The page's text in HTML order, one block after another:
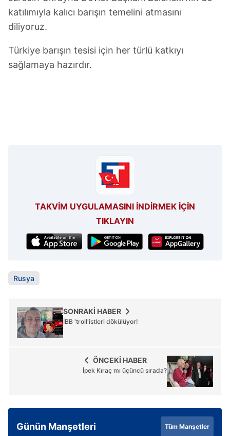
katılımıyla kalıcı barışın temelini atmasını
diliyoruz.
Türkiye barışın tesisi için her türlü katkıyı
sağlamaya hazırdır.
TAKVİM UYGULAMASINI İNDİRMEK İÇİN
TIKLAYIN
Rusya
SONRAKİ HABER
İBB 'troll'istleri dökülüyor!
ÖNCEKİ HABER
İpek Kıraç mı üçüncü sırada?
Günün Manşetleri Tüm Manşetler